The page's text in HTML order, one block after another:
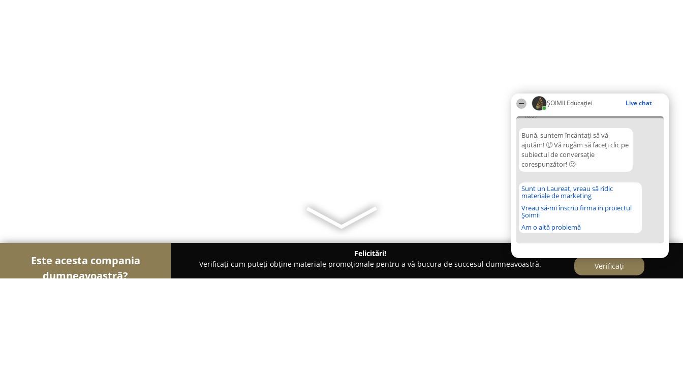
ȘOIMII Educației Live chat
16:57
Bună, suntem încântați să vă
ajutăm! 🙂 Vă rugăm să faceți clic pe
subiectul de conversație
corespunzător! 🙂
Sunt un Laureat, vreau să ridic
materiale de marketing
Vreau să-mi înscriu firma in proiectul
Șoimii
Am o altă problemă
Este acesta compania
dumneavoastră?
Felicitări!
Verificați cum puteți obține materiale promoționale pentru a vă bucura de succesul dumneavoastră.
Verificați